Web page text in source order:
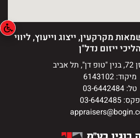
מקרקעין, ייצוג וייעוץ, ליווי
הליכי ייזום נדל"ן
אביב
מיקוד: 6143102
טל: 03-6442484
פקס: 03-6442485